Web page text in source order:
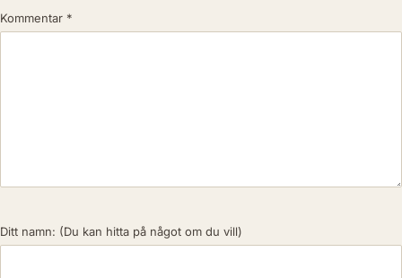
Kommentar *
Ditt namn: (Du kan hitta på något om du vill)